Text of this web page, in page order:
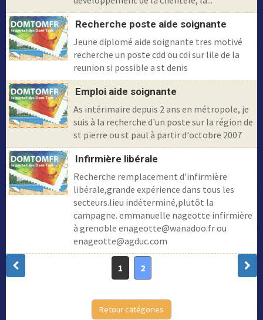
Recherche poste aide soignante
Jeune diplomé aide soignante tres motivé
recherche un poste cdd ou cdi sur lile de la
reunion si possible a st denis
Emploi aide soignante
As intérimaire depuis 2 ans en métropole, je
suis à la recherche d'un poste sur la région de
st pierre ou st paul à partir d'octobre 2007
Infirmière libérale
Recherche remplacement d'infirmière
libérale,grande expérience dans tous les
secteurs.lieu indéterminé,plutôt la
campagne. emmanuelle nageotte infirmière
à grenoble enageotte@wanadoo.fr ou
enageotte@agduc.com
1 2
Retour catégories